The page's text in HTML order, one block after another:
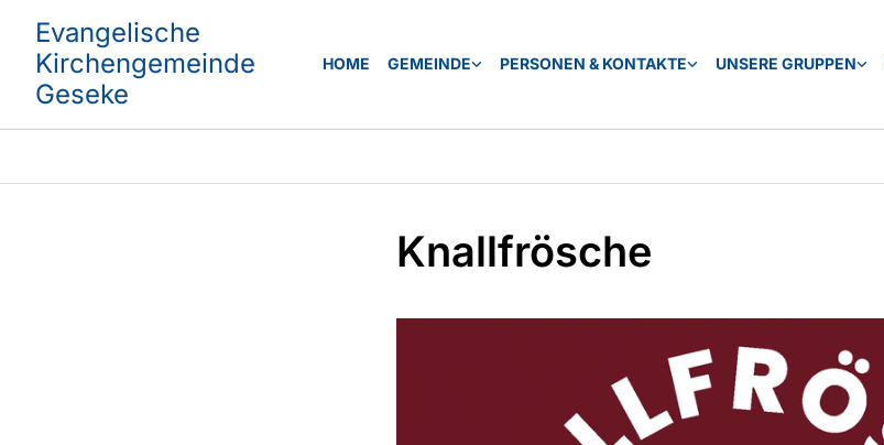
Evangelische
Kirchengemeinde
Geseke
HOME GEMEINDE PERSONEN & KONTAKTE UNSERE GRUPPEN
Knallfrösche